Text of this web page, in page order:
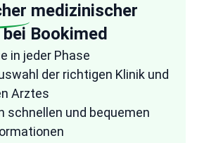
medizinischer
Bookimed
in jeder Phase
der richtigen Klinik und
Arztes
schnellen und bequemen